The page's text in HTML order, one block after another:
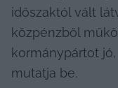
időszaktól vált
közpénzből
kormánypártot
mutatja be.